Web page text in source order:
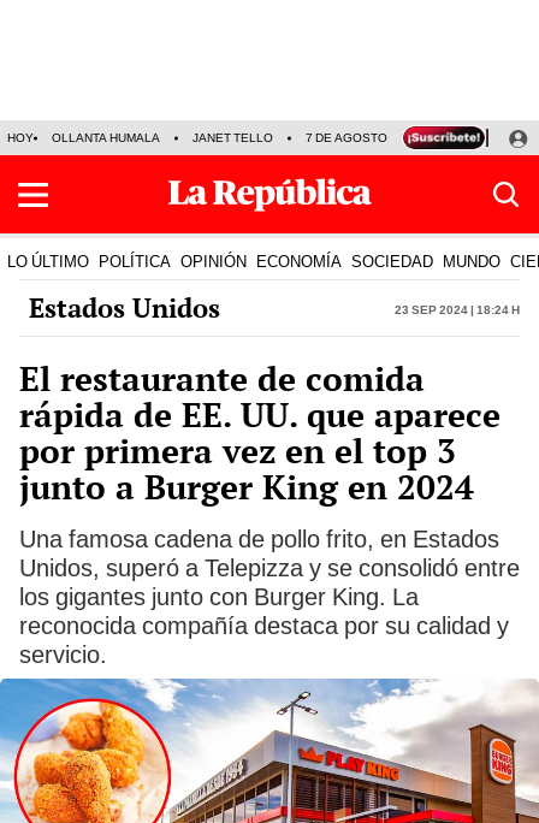
HOY OLLANTA HUMALA JANET TELLO 7 DE AGOSTO TINKA RESULTADOS
LO ÚLTIMO POLÍTICA OPINIÓN ECONOMÍA SOCIEDAD MUNDO
Estados Unidos 23 Sep 2024 | 18:24 h
El restaurante de comida
rápida de EE. UU. que aparece
por primera vez en el top 3
junto a Burger King en 2024
Una famosa cadena de pollo frito, en Estados
Unidos, superó a Telepizza y se consolidó entre
los gigantes junto con Burger King. La
reconocida compañía destaca por su calidad y
servicio.